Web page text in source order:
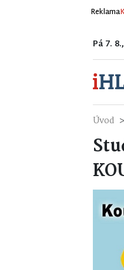
Reklama
Pá 7.
Úvod